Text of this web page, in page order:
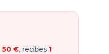
50 €, recibes 1